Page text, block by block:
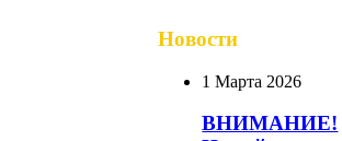
Новости
1 Марта 2026
ВНИМАНИЕ!